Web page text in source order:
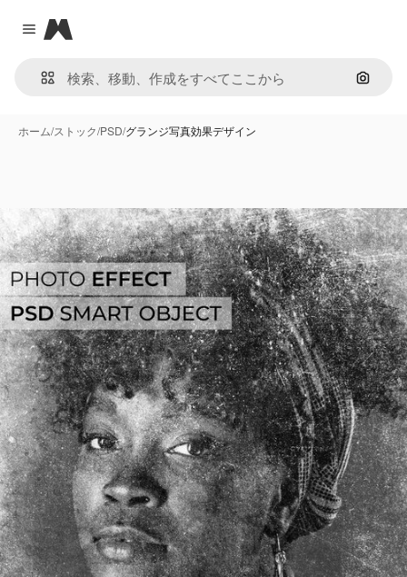
Close menu
Magnific
画像で
ホーム/ストック/PSD/グランジ写真効果デザイン